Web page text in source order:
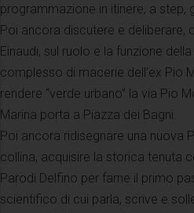
programmazione in itinere, a step,
Poi ancora discutere e deliberare,
Einaudi, sul ruolo e la funzione
complesso di macerie dell’ex Pio
rendere “verde urbano” la via Pio
Marina porta a Piazza dei Bagni.
Poi ancora ridisegnare una nuova
collina, acquisire la storica tenuta
Parodi Delfino per farne il primo
scientifico di cui parla, scrive e